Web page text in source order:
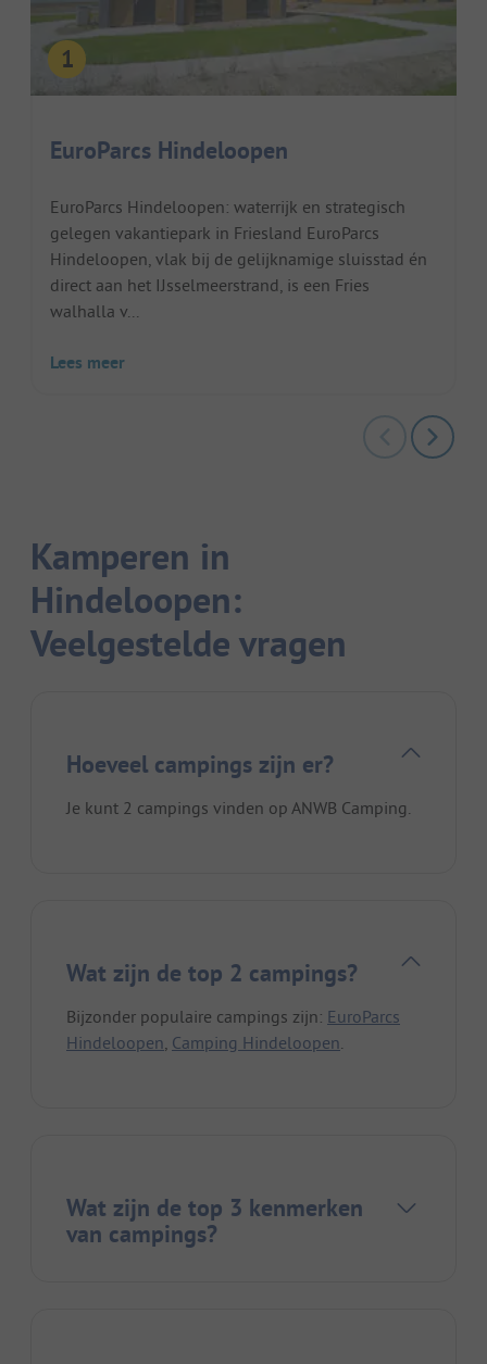
EuroParcs Hindeloopen
EuroParcs Hindeloopen: waterrijk en strategisch
gelegen vakantiepark in Friesland EuroParcs
Hindeloopen, vlak bij de gelijknamige sluisstad én
direct aan het IJsselmeerstrand, is een Fries
walhalla v...
Lees meer
Kamperen in
Hindeloopen:
Veelgestelde vragen
Hoeveel campings zijn er?
Je kunt 2 campings vinden op ANWB Camping.
Wat zijn de top 2 campings?
Bijzonder populaire campings zijn: EuroParcs
Hindeloopen Camping Hindeloopen
Wat zijn de top 3 kenmerken
van campings?